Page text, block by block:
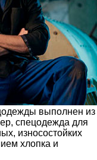
выполнен из
спецодежда для
износостойких
хлопка и